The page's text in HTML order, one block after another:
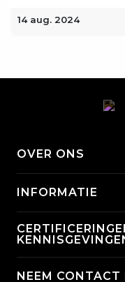
14 aug. 2024
OVER ONS
INFORMATIE
NEEM CONTACT